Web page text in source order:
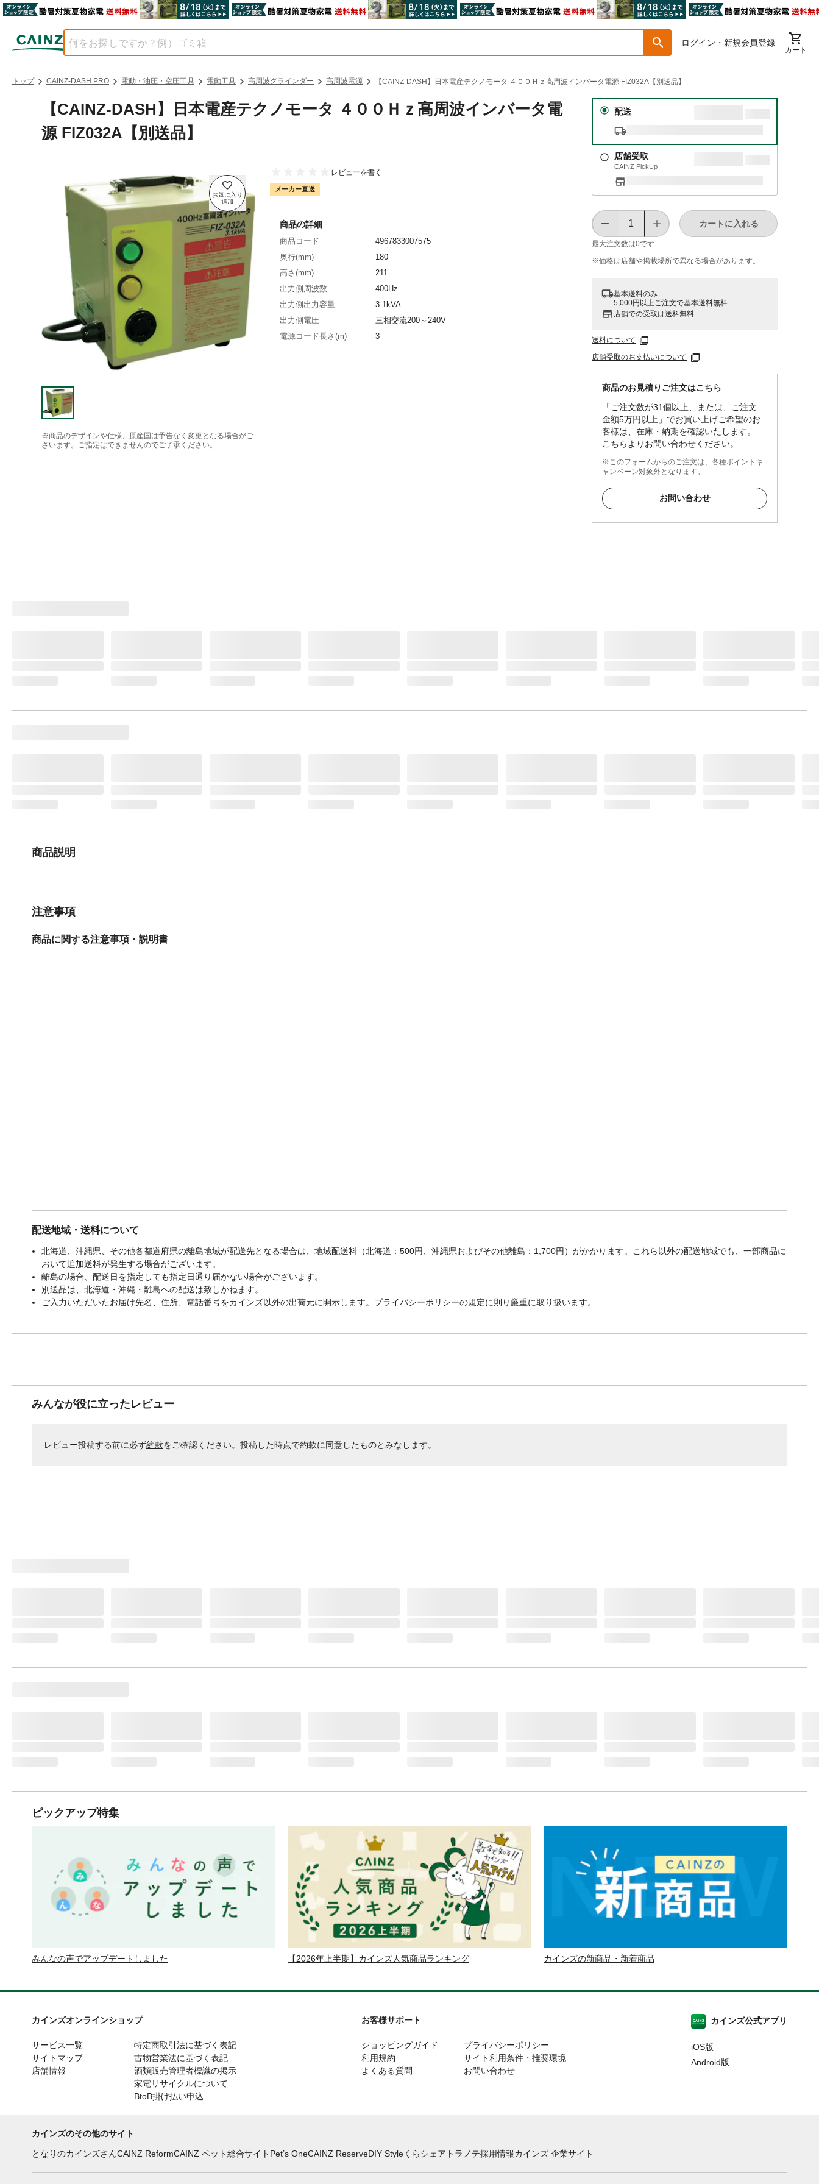
ログイン・新規会員登録
カート
トップ CAINZ-DASH PRO 電動・油圧・空圧工具 電動工具 高周波グラインダー 高周波電源 【CAINZ-DASH】日本電産テクノモータ ４００Ｈｚ高周波インバータ電源 FIZ032A【別送品】
【CAINZ-DASH】日本電産テクノモータ ４００Ｈｚ高周波インバータ電
源 FIZ032A【別送品】
※商品のデザインや仕様、原産国は予告なく変更となる場合がご
ざいます。ご指定はできませんのでご了承ください。
レビューを書く
メーカー直送
配送
店舗受取
CAINZ PickUp
最大注文数は0です
カートに入れる
※価格は​店舗や​掲載場所で​異なる​場合が​あります。
基本送料のみ
5,000円以上ご注文で基本送料無料
店舗での受取は送料無料
送料について
店舗受取のお支払いについて
商品のお見積りご注文はこちら
「ご注文数が31個以上、または、ご注文
金額5万円以上」でお買い上げご希望のお
客様は、在庫・納期を確認いたします。
こちらよりお問い合わせください。
※このフォームからのご注文は、各種ポイントキ
ャンペーン対象外となります。
お問い合わせ
商品の詳細
商品コード
4967833007575
奥行(mm)
180
高さ(mm)
211
出力側周波数
400Hz
出力側出力容量
3.1kVA
出力側電圧
三相交流200～240V
電源コード長さ(m)
3
商品説明
注意事項
商品に関する注意事項・説明書
配送地域・送料について
北海道、沖縄県、その他各都道府県の離島地域が配送先となる場合は、地域配送料（北海道：500円、沖縄県およびその他離島：1,700円）がかかります。これら以外の配送地域でも、一部商品に
おいて追加送料が発生する場合がございます。
離島の場合、配送日を指定しても指定日通り届かない場合がございます。
別送品は、北海道・沖縄・離島への配送は致しかねます。
ご入力いただいたお届け先名、住所、電話番号をカインズ以外の出荷元に開示します。プライバシーポリシーの規定に則り厳重に取り扱います。
みんなが役に立ったレビュー
レビュー投稿する前に必ず約款をご確認ください。投稿した時点で約款に同意したものとみなします。
ピックアップ特集
みんなの声でアップデートしました 【2026年上半期】カインズ人気商品ランキング カインズの新商品・新着商品
カインズオンラインショップ
サービス一覧
サイトマップ
店舗情報
特定商取引法に基づく表記
古物営業法に基づく表記
酒類販売管理者標識の掲示
家電リサイクルについて
BtoB掛け払い申込
お客様サポート
ショッピングガイド
利用規約
よくある質問
プライバシーポリシー
サイト利用条件・推奨環境
お問い合わせ
カインズ公式アプリ
iOS版
Android版
カインズのその他のサイト
となりのカインズさんCAINZ ReformCAINZ ペット総合サイト Pet’s OneCAINZ ReserveDIY Styleくらシェア トラノテ採用情報カインズ 企業サイト